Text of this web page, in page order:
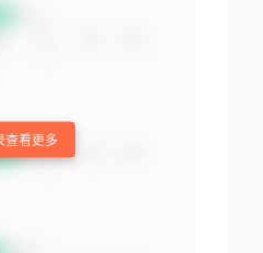
查看更多